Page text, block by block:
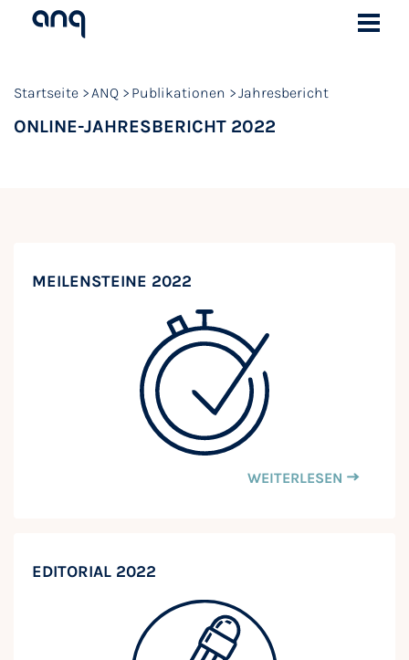
Startseite ANQ Publikationen Jahresbericht
ONLINE-JAHRESBERICHT 2022
MEILENSTEINE 2022
WEITERLESEN
EDITORIAL 2022